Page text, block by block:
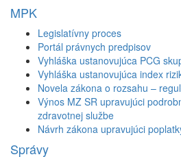
MPK
Legislatívny proces
Portál právnych predpisov
Vyhláška ustanovujúca PCG
Vyhláška ustanovujúca index
Novela zákona o rozsahu –
Výnos MZ SR upravujúci
zdravotnej službe
Návrh zákona upravujúci
Správy